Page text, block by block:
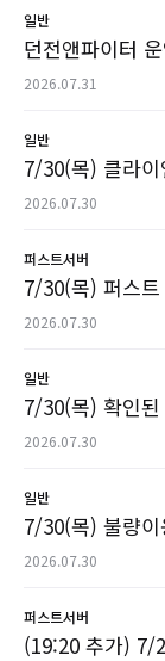
일반
던전앤파이터
2026.07.31
일반
7/30(목) 클라
2026.07.30
퍼스트서버
7/30(목) 퍼스
2026.07.30
일반
7/30(목) 확인된
2026.07.30
일반
7/30(목) 불량
2026.07.30
퍼스트서버
(19:20 추가) 7/